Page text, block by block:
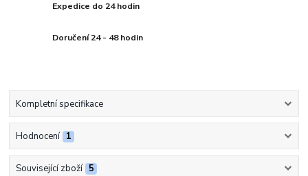
Expedice do 24 hodin
Doručení 24 - 48 hodin
Kompletní specifikace
Hodnocení 1
Související zboží 5